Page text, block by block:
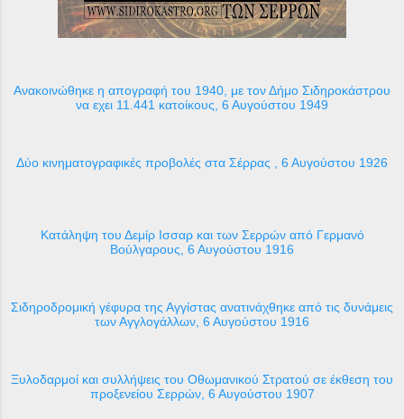
Ανακοινώθηκε η απογραφή του 1940, με τον Δήμο Σιδηροκάστρου
να εχει 11.441 κατοίκους, 6 Αυγούστου 1949
Δύο κινηματογραφικές προβολές στα Σέρρας , 6 Αυγούστου 1926
Κατάληψη του Δεμίρ Ισσαρ και των Σερρών από Γερμανό
Βούλγαρους, 6 Αυγούστου 1916
Σιδηροδρομική γέφυρα της Αγγίστας ανατινάχθηκε από τις δυνάμεις
των Αγγλογάλλων, 6 Αυγούστου 1916
Ξυλοδαρμοί και συλλήψεις του Οθωμανικού Στρατού σε έκθεση του
προξενείου Σερρών, 6 Αυγούστου 1907